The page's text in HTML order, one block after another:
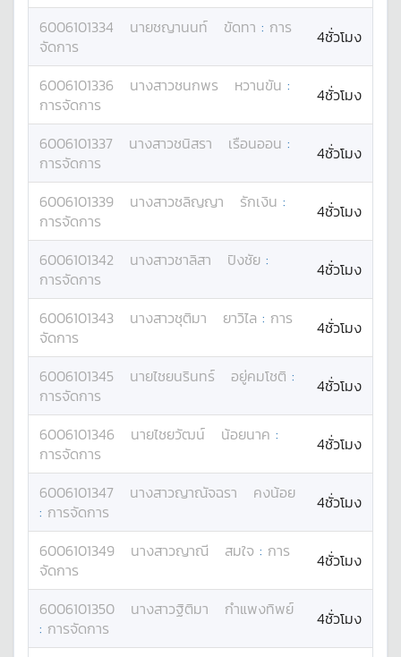
6006101334 นายชญานนท์ ขัดทา : การ
จัดการ
4ชั่วโมง
6006101336 นางสาวชนกพร หวานขัน :
การจัดการ
4ชั่วโมง
6006101337 นางสาวชนิสรา เรือนออน :
การจัดการ
4ชั่วโมง
6006101339 นางสาวชลิญญา รักเงิน :
การจัดการ
4ชั่วโมง
6006101342 นางสาวชาลิสา ปิงชัย :
การจัดการ
4ชั่วโมง
6006101343 นางสาวชุติมา ยาวิไล : การ
จัดการ
4ชั่วโมง
6006101345 นายไชยนรินทร์ อยู่คมโชติ :
การจัดการ
4ชั่วโมง
6006101346 นายไชยวัฒน์ น้อยนาค :
การจัดการ
4ชั่วโมง
6006101347 นางสาวญาณัจฉรา
คงน้อย
: การจัดการ 4ชั่วโมง
6006101349 นางสาวญาณี สมใจ : การ
จัดการ
4ชั่วโมง
6006101350 นางสาวฐิติมา
กำแพงทิพย์
: การจัดการ 4ชั่วโมง